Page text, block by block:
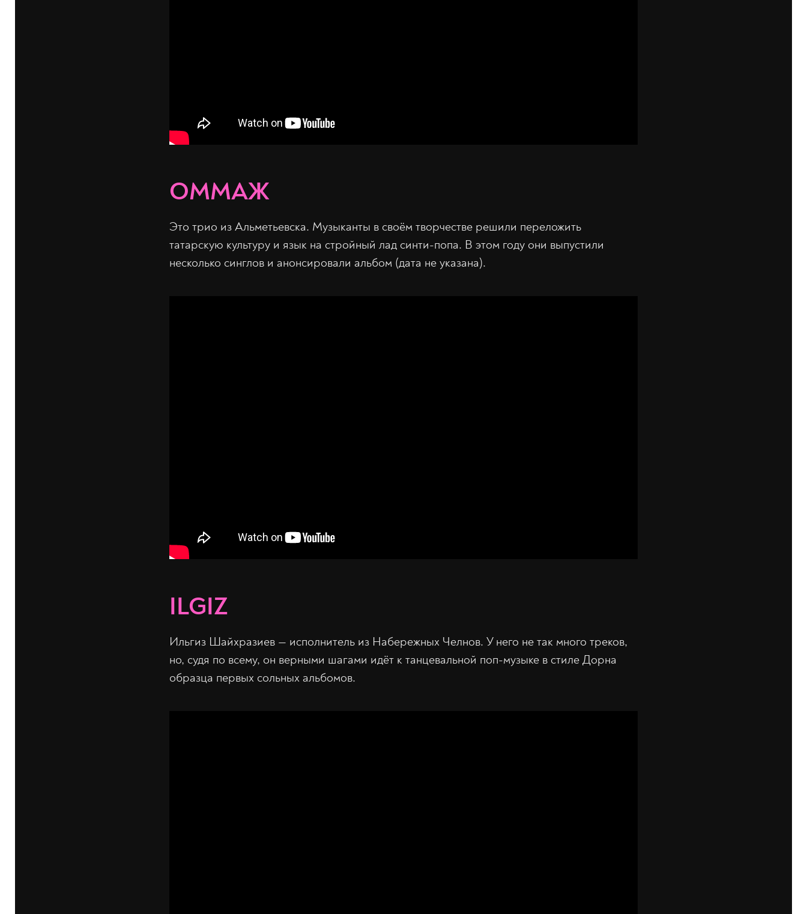
ОММАЖ
Это трио из Альметьевска. Музыканты в своём творчестве решили переложить
татарскую культуру и язык на стройный лад синти-попа. В этом году они выпустили
несколько синглов и анонсировали альбом (дата не указана).
ILGIZ
Ильгиз Шайхразиев — исполнитель из Набережных Челнов. У него не так много треков,
но, судя по всему, он верными шагами идёт к танцевальной поп-музыке в стиле Дорна
образца первых сольных альбомов.